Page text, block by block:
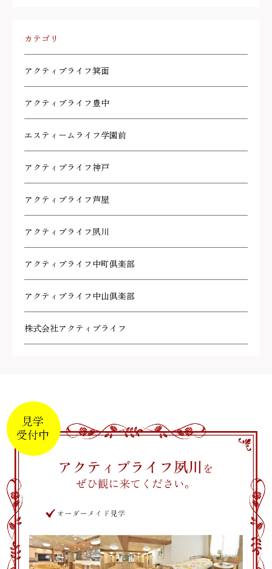
カテゴリ
アクティブライフ箕面
アクティブライフ豊中
エスティームライフ学園前
アクティブライフ神戸
アクティブライフ芦屋
アクティブライフ夙川
アクティブライフ中町倶楽部
アクティブライフ中山倶楽部
株式会社アクティブライフ